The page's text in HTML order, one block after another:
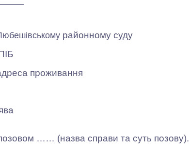
районному суду
…… (назва справи та суть позову).